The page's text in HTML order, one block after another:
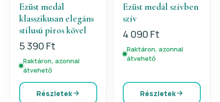
Ezüst medál
klasszikusan elegáns
stílusú piros kővel
5 390 Ft
Raktáron, azonnal
átvehető
Részletek
Ezüst medál szívben
szív
4 090 Ft
Raktáron, azonnal
átvehető
Részletek